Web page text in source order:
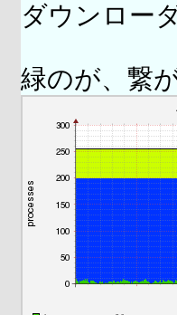
ダウンロー
緑のが、繋